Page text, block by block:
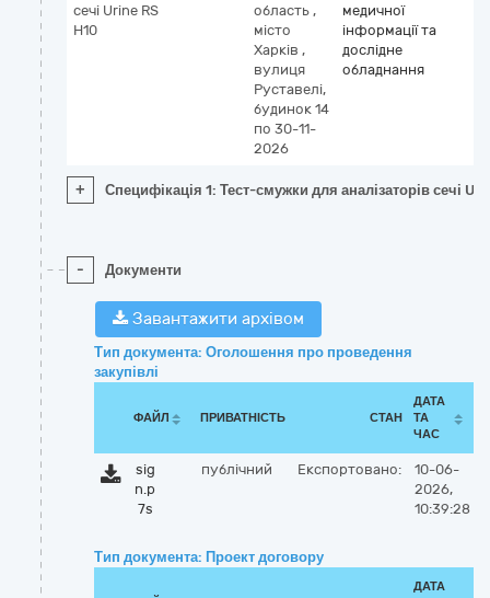
сечі Urine RS
H10
область ,
місто
Харків ,
вулиця
Руставелі,
будинок 14
по 30-11-
2026
медичної
інформації та
дослідне
обладнання
+ Специфікація 1: Тест-смужки для аналізаторів сечі
- Документи
Завантажити архівом
Тип документа: Оголошення про проведення
закупівлі
ФАЙЛ ПРИВАТНІСТЬ СТАН
ДАТА
ТА
ЧАС
sig
n.p
7s
публічний Експортовано:
10-06-
2026,
10:39:28
Тип документа: Проект договору
ДАТА